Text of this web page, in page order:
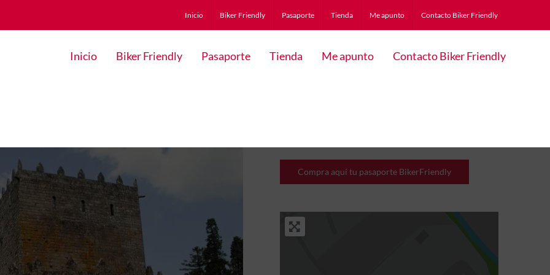
Inicio Biker Friendly Pasaporte Tienda Me apunto Contacto Biker Friendly
Inicio Biker Friendly Pasaporte Tienda Me apunto Contacto Biker Friendly
Compra aquí tu pasaporte BikerFriendly